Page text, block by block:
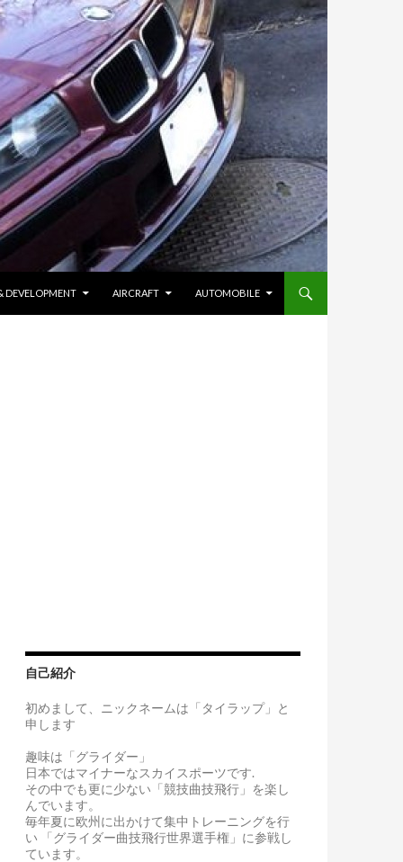
DEVELOPMENT AIRCRAFT AUTOMOBILE
自己紹介
初めまして、ニックネームは「タイラップ」と
申します
趣味は「グライダー」
日本ではマイナーなスカイスポーツです.
その中でも更に少ない「競技曲技飛行」を楽し
んでいます。
毎年夏に欧州に出かけて集中トレーニングを行
い 「グライダー曲技飛行世界選手権」に参戦し
ています。